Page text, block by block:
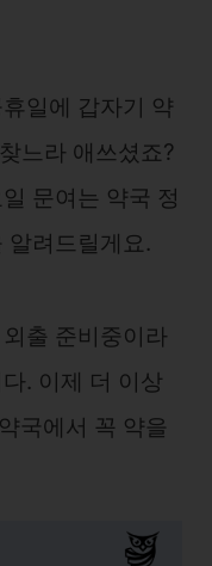
일에 갑자기 약
느라 애쓰셨죠?
문여는 약국 정
알려드릴게요.
출 준비중이라
. 이제 더 이상
국에서 꼭 약을